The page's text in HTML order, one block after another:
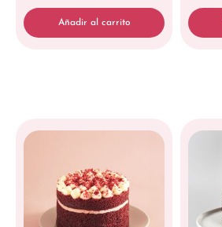
Añadir al carrito